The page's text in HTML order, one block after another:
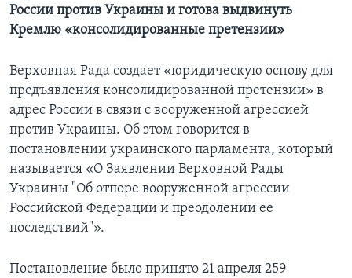
России против Украины и готова выдвинуть
Кремлю «консолидированные претензии»
Верховная Рада создает «юридическую основу для
предъявления консолидированной претензии» в
адрес России в связи с вооруженной агрессией
против Украины. Об этом говорится в
постановлении украинского парламента, который
называется «О Заявлении Верховной Рады
Украины "Об отпоре вооруженной агрессии
Российской Федерации и преодолении ее
последствий"».
Постановление было принято 21 апреля 259